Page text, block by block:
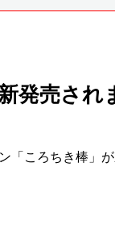
発売され
「ころちき棒」